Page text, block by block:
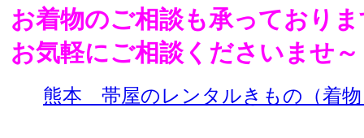
お着物のご相談も承っており
お気軽にご相談くださいませ～
熊本 帯屋のレンタルきもの（着